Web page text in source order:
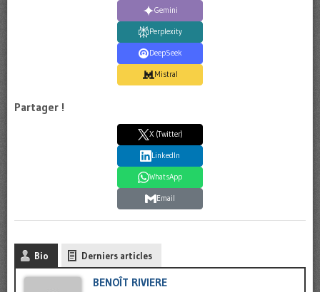
Gemini
Perplexity
DeepSeek
Mistral
Partager !
X (Twitter)
LinkedIn
WhatsApp
Email
Bio Derniers articles
BENOÎT RIVIERE